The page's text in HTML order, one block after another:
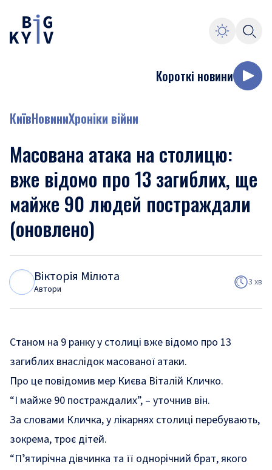
Короткі новини
КиївНовиниХроніки війни
Масована атака на столицю:
вже відомо про 13 загиблих, ще
майже 90 людей постраждали
(оновлено)
Вікторія Мілюта
Автори
3 хв
Станом на 9 ранку у столиці вже відомо про 13
загиблих внаслідок масованої атаки.
Про це повідомив мер Києва Віталій Кличко.
“І майже 90 постраждалих”, – уточнив він.
За словами Кличка, у лікарнях столиці перебувають,
зокрема, троє дітей.
“Пʼятирічна дівчинка та її однорічний брат, якого